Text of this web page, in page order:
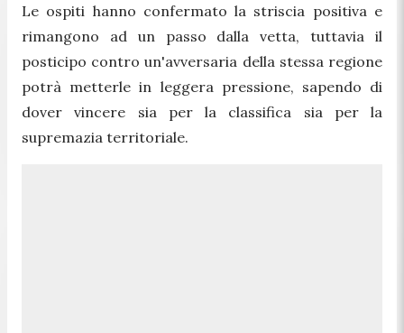
Le ospiti hanno confermato la striscia positiva e
rimangono ad un passo dalla vetta, tuttavia il
posticipo contro un'avversaria della stessa regione
potrà metterle in leggera pressione, sapendo di
dover vincere sia per la classifica sia per la
supremazia territoriale.